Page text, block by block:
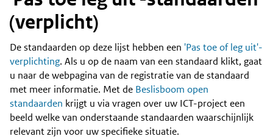
(verplicht)
Content
De standaarden op deze lijst hebben een 'Pas toe of leg uit'-
verplichting. Als u op de naam van een standaard klikt, gaat
u naar de webpagina van de registratie van de standaard
met meer informatie. Met de Beslisboom open
standaarden krijgt u via vragen over uw ICT-project een
beeld welke van onderstaande standaarden waarschijnlijk
relevant zijn voor uw specifieke situatie.